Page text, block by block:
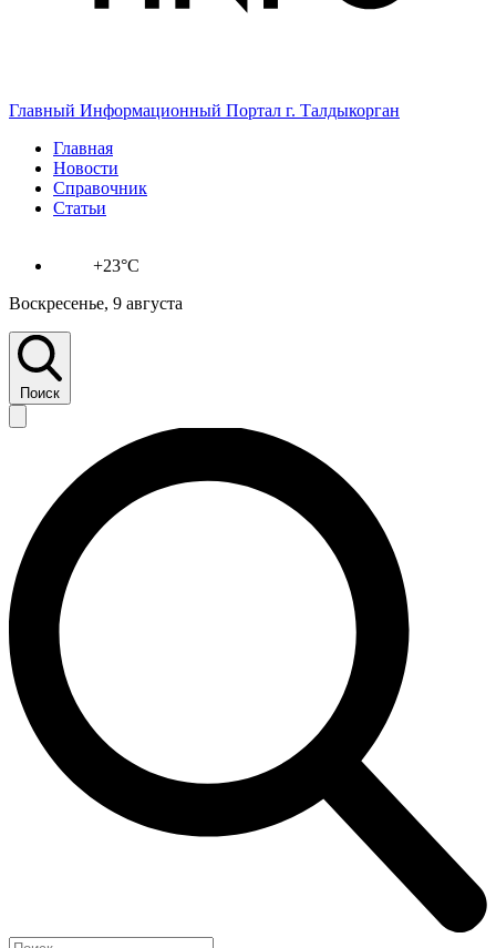
Главный Информационный Портал г. Талдыкорган
Главная
Новости
Справочник
Статьи
+23°C
Воскресенье, 9 августа
Поиск